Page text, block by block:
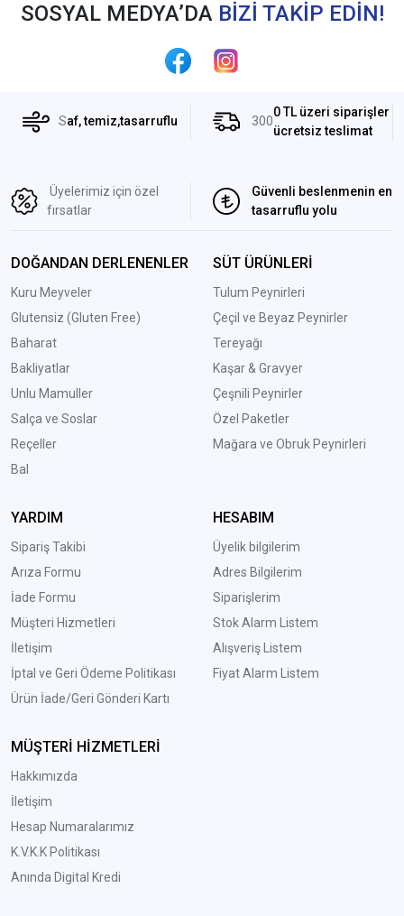
SOSYAL MEDYA’DA BİZİ TAKİP EDİN!
Saf, temiz,tasarruflu 300
0 TL üzeri siparişler
ücretsiz teslimat
Üyelerimiz için özel
fırsatlar
Güvenli beslenmenin en
tasarruflu yolu
DOĞANDAN DERLENENLER
Kuru Meyveler
Glutensiz (Gluten Free)
Baharat
Bakliyatlar
Unlu Mamuller
Salça ve Soslar
Reçeller
Bal
SÜT ÜRÜNLERİ
Tulum Peynirleri
Çeçil ve Beyaz Peynirler
Tereyağı
Kaşar & Gravyer
Çeşnili Peynirler
Özel Paketler
Mağara ve Obruk Peynirleri
YARDIM
Sipariş Takibi
Arıza Formu
İade Formu
Müşteri Hizmetleri
İletişim
İptal ve Geri Ödeme Politikası
Ürün İade/Geri Gönderi Kartı
HESABIM
Üyelik bilgilerim
Adres Bilgilerim
Siparişlerim
Stok Alarm Listem
Alışveriş Listem
Fiyat Alarm Listem
MÜŞTERİ HİZMETLERİ
Hakkımızda
İletişim
Hesap Numaralarımız
K.V.K.K Politikası
Anında Digital Kredi